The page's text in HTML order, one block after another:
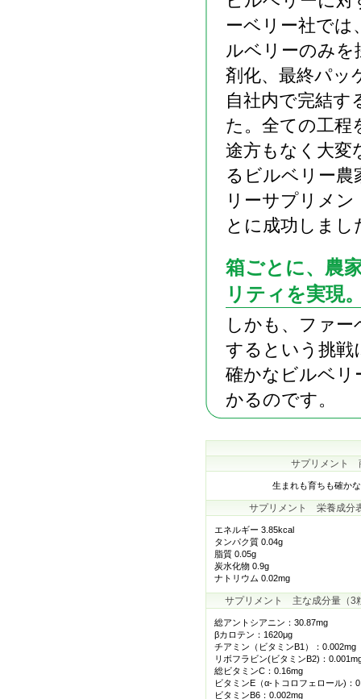
ーベリー社では
ルベリーのみを
剤化、最終パッ
自社内で完結す
た。全ての工程
途方もなく大変
るビルベリー農
リーサプリメ
とに成功しまし
箱ごとに、農
リティを実現
しかも、ファ
するという挑戦
確かなビルベリ
かるのです。
サプリメント
生まれも育ちも確か
サプリメント 栄養成分
エネルギー 3.85kcal
タンパク質 0.04g
脂質 0.05g
炭水化物 0.9g
ナトリウム 0.02mg
サプリメント 主な成分量（3
総アントシアニン：30.87mg
βカロテン：1620μg
チアミン（ビタミンB1）：0.002mg
リボフラビン(ビタミンB2)：
総ビタミンC：0.16mg
ビタミンE（α-トコロフェロール)：
ビタミンB6：0.002mg